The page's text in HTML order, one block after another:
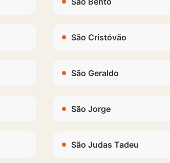
São Cristóvão
São Geraldo
São Jorge
São Judas Tadeu